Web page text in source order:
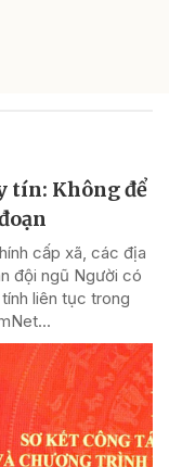
tín: Không để
cấp xã, các địa
đội ngũ Người có
liên tục trong